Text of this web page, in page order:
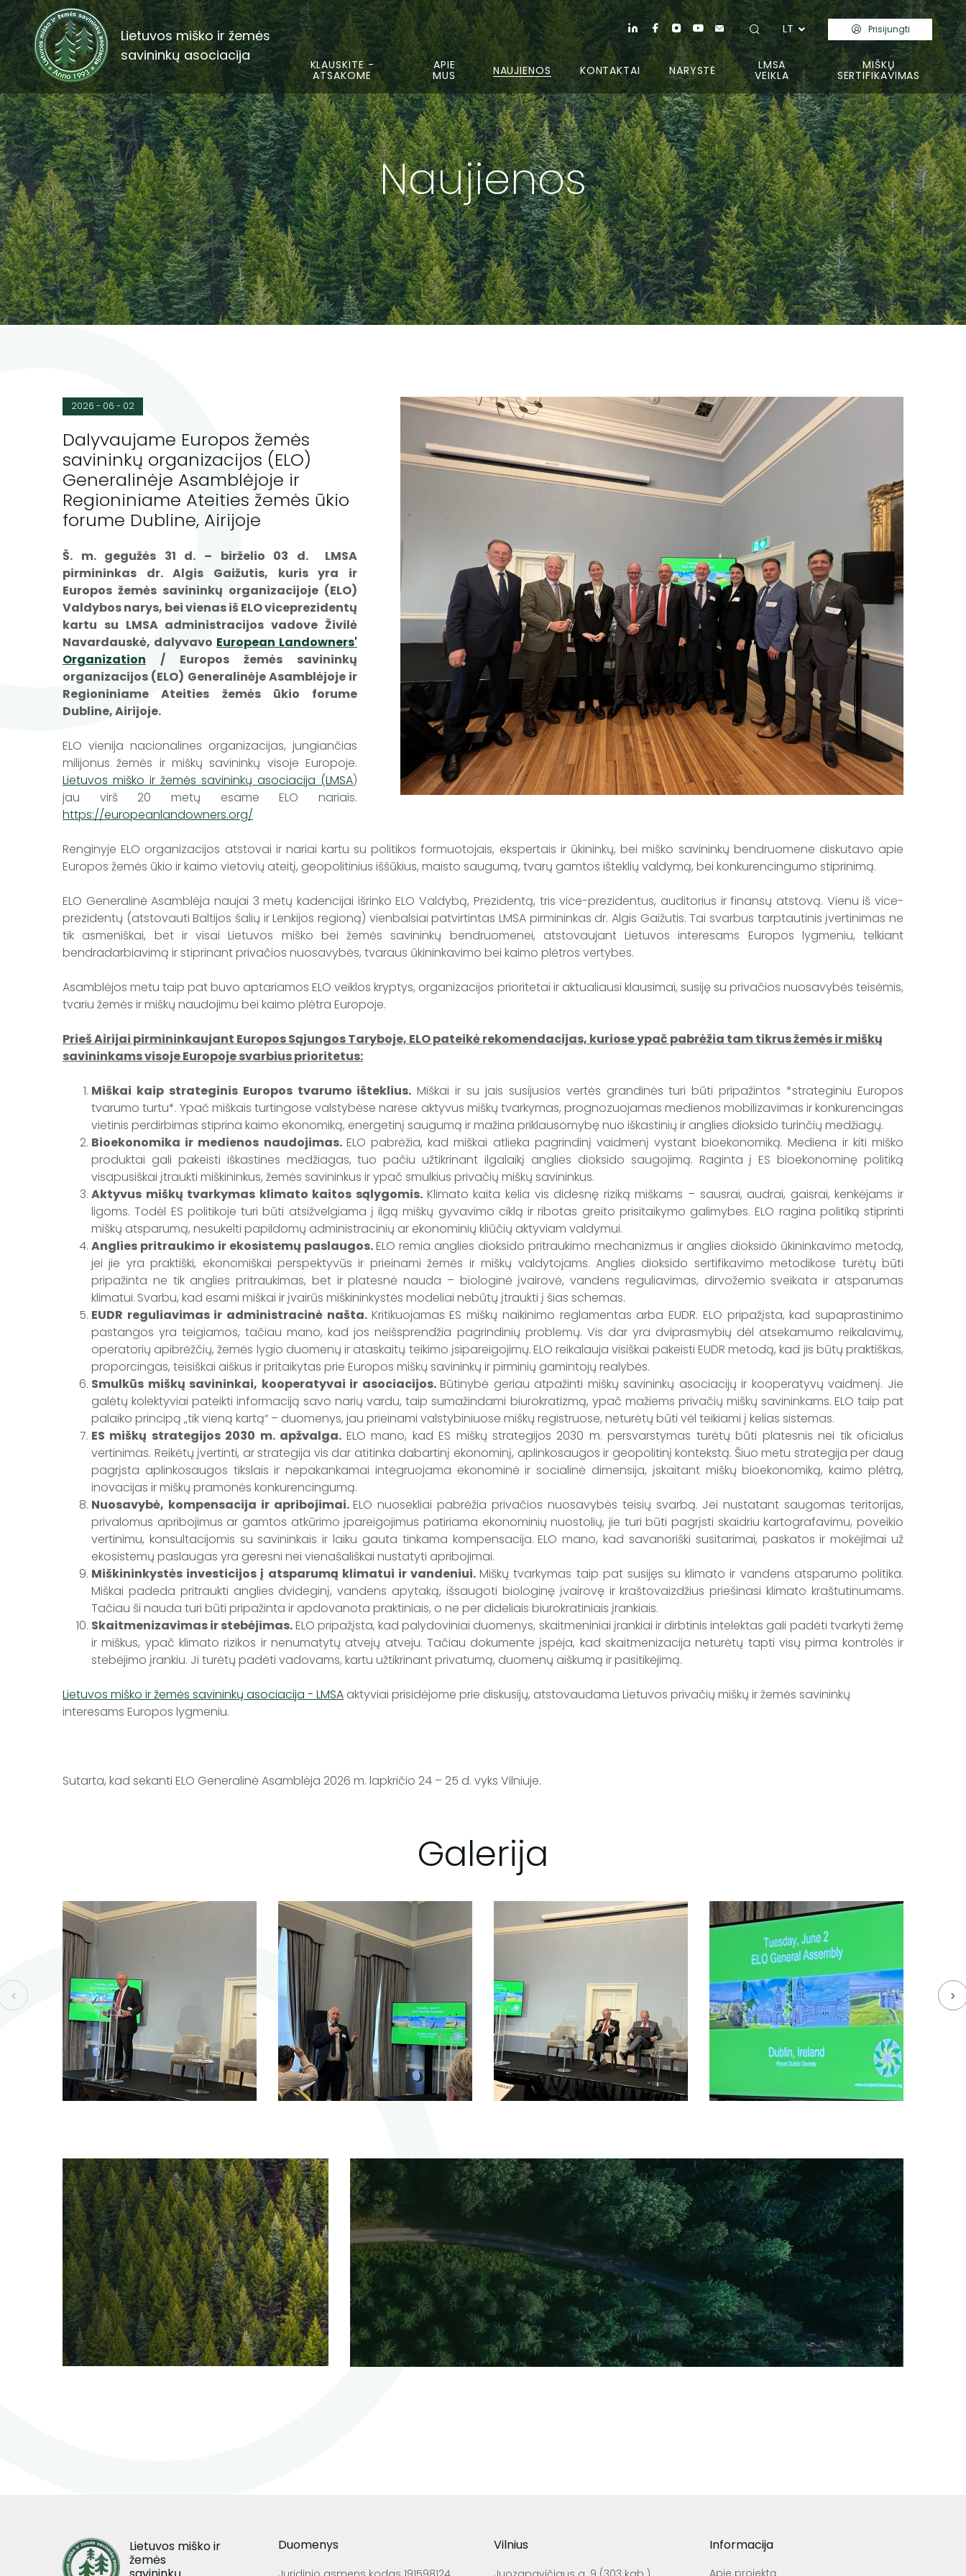
Lietuvos miško ir žemės
savininkų asociacija
LT Prisijungti
KLAUSKITE -
ATSAKOME
APIE
MUS NAUJIENOS KONTAKTAI NARYSTĖ LMSA
VEIKLA
MIŠKŲ
SERTIFIKAVIMAS
Naujienos
2026 - 06 - 02
Dalyvaujame Europos žemės
savininkų organizacijos (ELO)
Generalinėje Asamblėjoje ir
Regioniniame Ateities žemės ūkio
forume Dubline, Airijoje
Š. m. gegužės 31 d. – birželio 03 d. LMSA
pirmininkas dr. Algis Gaižutis, kuris yra ir
Europos žemės savininkų organizacijoje (ELO)
Valdybos narys, bei vienas iš ELO viceprezidentų
kartu su LMSA administracijos vadove Živilė
Navardauskė, dalyvavo European Landowners'
Organization / Europos žemės savininkų
organizacijos (ELO) Generalinėje Asamblėjoje ir
Regioniniame Ateities žemės ūkio forume
Dubline, Airijoje.
ELO vienija nacionalines organizacijas, jungiančias
milijonus žemės ir miškų savininkų visoje Europoje.
Lietuvos miško ir žemės savininkų asociacija (LMSA)
jau virš 20 metų esame ELO nariais.
https://europeanlandowners.org/
Renginyje ELO organizacijos atstovai ir nariai kartu su politikos formuotojais, ekspertais ir ūkininkų, bei miško savininkų bendruomene diskutavo apie
Europos žemės ūkio ir kaimo vietovių ateitį, geopolitinius iššūkius, maisto saugumą, tvarų gamtos išteklių valdymą, bei konkurencingumo stiprinimą.
ELO Generalinė Asamblėja naujai 3 metų kadencijai išrinko ELO Valdybą, Prezidentą, tris vice-prezidentus, auditorius ir finansų atstovą. Vienu iš vice-
prezidentų (atstovauti Baltijos šalių ir Lenkijos regioną) vienbalsiai patvirtintas LMSA pirmininkas dr. Algis Gaižutis. Tai svarbus tarptautinis įvertinimas ne
tik asmeniškai, bet ir visai Lietuvos miško bei žemės savininkų bendruomenei, atstovaujant Lietuvos interesams Europos lygmeniu, telkiant
bendradarbiavimą ir stiprinant privačios nuosavybės, tvaraus ūkininkavimo bei kaimo plėtros vertybes.
Asamblėjos metu taip pat buvo aptariamos ELO veiklos kryptys, organizacijos prioritetai ir aktualiausi klausimai, susiję su privačios nuosavybės teisėmis,
tvariu žemės ir miškų naudojimu bei kaimo plėtra Europoje.
Prieš Airijai pirmininkaujant Europos Sąjungos Taryboje, ELO pateikė rekomendacijas, kuriose ypač pabrėžia tam tikrus žemės ir miškų
savininkams visoje Europoje svarbius prioritetus:
Miškai kaip strateginis Europos tvarumo išteklius. Miškai ir su jais susijusios vertės grandinės turi būti pripažintos *strateginiu Europos
tvarumo turtu*. Ypač miškais turtingose valstybėse narėse aktyvus miškų tvarkymas, prognozuojamas medienos mobilizavimas ir konkurencingas
vietinis perdirbimas stiprina kaimo ekonomiką, energetinį saugumą ir mažina priklausomybę nuo iškastinių ir anglies dioksido turinčių medžiagų.
Bioekonomika ir medienos naudojimas. ELO pabrėžia, kad miškai atlieka pagrindinį vaidmenį vystant bioekonomiką. Mediena ir kiti miško
produktai gali pakeisti iškastines medžiagas, tuo pačiu užtikrinant ilgalaikį anglies dioksido saugojimą. Raginta į ES bioekonominę politiką
visapusiškai įtraukti miškininkus, žemės savininkus ir ypač smulkius privačių miškų savininkus.
Aktyvus miškų tvarkymas klimato kaitos sąlygomis. Klimato kaita kelia vis didesnę riziką miškams – sausrai, audrai, gaisrai, kenkėjams ir
ligoms. Todėl ES politikoje turi būti atsižvelgiama į ilgą miškų gyvavimo ciklą ir ribotas greito prisitaikymo galimybes. ELO ragina politiką stiprinti
miškų atsparumą, nesukelti papildomų administracinių ar ekonominių kliūčių aktyviam valdymui.
Anglies pritraukimo ir ekosistemų paslaugos.ELO remia anglies dioksido pritraukimo mechanizmus ir anglies dioksido ūkininkavimo metodą,
jei jie yra praktiški, ekonomiškai perspektyvūs ir prieinami žemės ir miškų valdytojams. Anglies dioksido sertifikavimo metodikose turėtų būti
pripažinta ne tik anglies pritraukimas, bet ir platesnė nauda – biologinė įvairovė, vandens reguliavimas, dirvožemio sveikata ir atsparumas
klimatui. Svarbu, kad esami miškai ir įvairūs miškininkystės modeliai nebūtų įtraukti į šias schemas.
EUDR reguliavimas ir administracinė našta. Kritikuojamas ES miškų naikinimo reglamentas arba EUDR. ELO pripažįsta, kad supaprastinimo
pastangos yra teigiamos, tačiau mano, kad jos neišsprendžia pagrindinių problemų. Vis dar yra dviprasmybių dėl atsekamumo reikalavimų,
operatorių apibrėžčių, žemės lygio duomenų ir ataskaitų teikimo įsipareigojimų.ELO reikalauja visiškai pakeisti EUDR metodą, kad jis būtų praktiškas,
proporcingas, teisiškai aiškus ir pritaikytas prie Europos miškų savininkų ir pirminių gamintojų realybės.
Smulkūs miškų savininkai, kooperatyvai ir asociacijos.Būtinybė geriau atpažinti miškų savininkų asociacijų ir kooperatyvų vaidmenį. Jie
galėtų kolektyviai pateikti informaciją savo narių vardu, taip sumažindami biurokratizmą, ypač mažiems privačių miškų savininkams. ELO taip pat
palaiko principą „tik vieną kartą“ – duomenys, jau prieinami valstybiniuose miškų registruose, neturėtų būti vėl teikiami į kelias sistemas.
ES miškų strategijos 2030 m. apžvalga. ELO mano, kad ES miškų strategijos 2030 m. persvarstymas turėtų būti platesnis nei tik oficialus
vertinimas. Reikėtų įvertinti, ar strategija vis dar atitinka dabartinį ekonominį, aplinkosaugos ir geopolitinį kontekstą. Šiuo metu strategija per daug
pagrįsta aplinkosaugos tikslais ir nepakankamai integruojama ekonominė ir socialinė dimensija, įskaitant miškų bioekonomiką, kaimo plėtrą,
inovacijas ir miškų pramonės konkurencingumą.
Nuosavybė, kompensacija ir apribojimai.ELO nuosekliai pabrėžia privačios nuosavybės teisių svarbą. Jei nustatant saugomas teritorijas,
privalomus apribojimus ar gamtos atkūrimo įpareigojimus patiriama ekonominių nuostolių, jie turi būti pagrįsti skaidriu kartografavimu, poveikio
vertinimu, konsultacijomis su savininkais ir laiku gauta tinkama kompensacija. ELO mano, kad savanoriški susitarimai, paskatos ir mokėjimai už
ekosistemų paslaugas yra geresni nei vienašališkai nustatyti apribojimai.
Miškininkystės investicijos į atsparumą klimatui ir vandeniui.Miškų tvarkymas taip pat susijęs su klimato ir vandens atsparumo politika.
Miškai padeda pritraukti anglies dvideginį, vandens apytaką, išsaugoti biologinę įvairovę ir kraštovaizdžius priešinasi klimato kraštutinumams.
Tačiau ši nauda turi būti pripažinta ir apdovanota praktiniais, o ne per dideliais biurokratiniais įrankiais.
Skaitmenizavimas ir stebėjimas.ELO pripažįsta, kad palydoviniai duomenys, skaitmeniniai įrankiai ir dirbtinis intelektas gali padėti tvarkyti žemę
ir miškus, ypač klimato rizikos ir nenumatytų atvejų atveju. Tačiau dokumente įspėja, kad skaitmenizacija neturėtų tapti visų pirma kontrolės ir
stebėjimo įrankiu. Ji turėtų padėti vadovams, kartu užtikrinant privatumą, duomenų aiškumą ir pasitikėjimą.
Lietuvos miško ir žemės savininkų asociacija - LMSA aktyviai prisidėjome prie diskusijų, atstovaudama Lietuvos privačių miškų ir žemės savininkų
interesams Europos lygmeniu.
Sutarta, kad sekanti ELO Generalinė Asamblėja 2026 m. lapkričio 24 – 25 d. vyks Vilniuje.
Galerija
Lietuvos miško ir
žemės
Duomenys Vilnius Informacija
Apie projektą